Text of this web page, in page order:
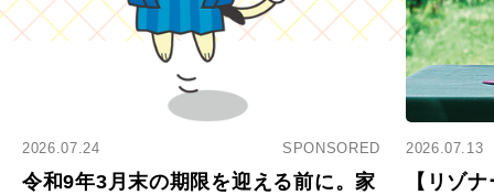
2026.07.24 SPONSORED
令和9年3月末の期限を迎える前に。家
2026.07.13
【リゾ